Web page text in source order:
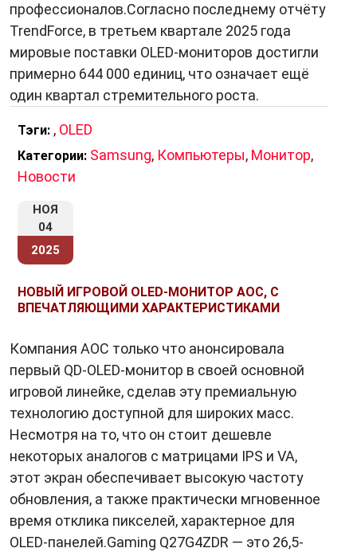
профессионалов.Согласно последнему отчёту
TrendForce, в третьем квартале 2025 года
мировые поставки OLED-мониторов достигли
примерно 644 000 единиц, что означает ещё
один квартал стремительного роста.
Тэги: , OLED
Категории: Samsung, Компьютеры, Монитор,
Новости
НОЯ
04
2025
НОВЫЙ ИГРОВОЙ OLED-МОНИТОР AOC, C
ВПЕЧАТЛЯЮЩИМИ ХАРАКТЕРИСТИКАМИ
Компания AOC только что анонсировала
первый QD-OLED-монитор в своей основной
игровой линейке, сделав эту премиальную
технологию доступной для широких масс.
Несмотря на то, что он стоит дешевле
некоторых аналогов с матрицами IPS и VA,
этот экран обеспечивает высокую частоту
обновления, а также практически мгновенное
время отклика пикселей, характерное для
OLED-панелей.Gaming Q27G4ZDR — это 26,5-